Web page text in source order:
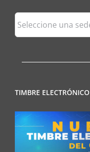
Sedes
Regionales
TIMBRE ELECTRÓNICO